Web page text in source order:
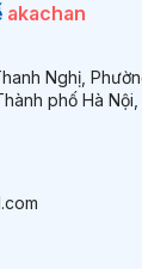
akachan
Nghị,
phố Hà Nội,